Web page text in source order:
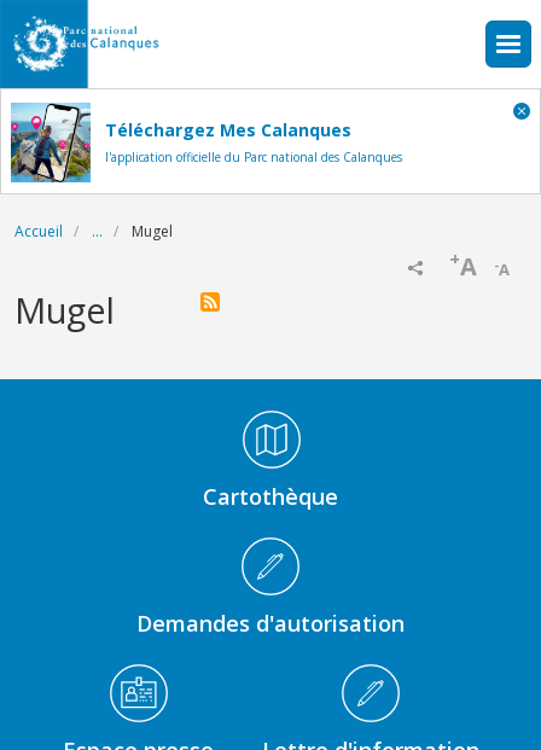
Aller au contenu principal
Téléchargez Mes Calanques
l'application officielle du Parc national des Calanques
Fil d'Ariane
Accueil ... Mugel
-A
+A
Mugel
Cartothèque
Demandes d'autorisation